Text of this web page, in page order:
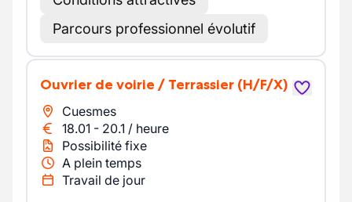
Parcours professionnel évolutif
Ouvrier de voirie / Terrassier (H/F/X)
Cuesmes
18.01 - 20.1 / heure
Possibilité fixe
A plein temps
Travail de jour